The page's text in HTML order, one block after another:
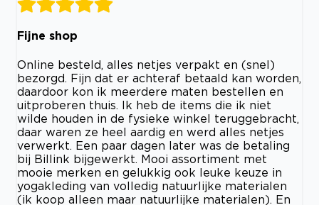
Fijne shop
Online besteld, alles netjes verpakt en (snel)
bezorgd. Fijn dat er achteraf betaald kan worden,
daardoor kon ik meerdere maten bestellen en
uitproberen thuis. Ik heb de items die ik niet
wilde houden in de fysieke winkel teruggebracht,
daar waren ze heel aardig en werd alles netjes
verwerkt. Een paar dagen later was de betaling
bij Billink bijgewerkt. Mooi assortiment met
mooie merken en gelukkig ook leuke keuze in
yogakleding van volledig natuurlijke materialen
(ik koop alleen maar natuurlijke materialen). En